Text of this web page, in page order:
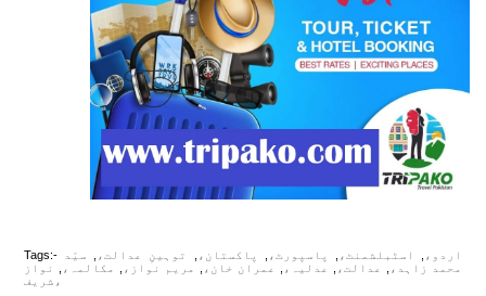
Tags:- اردو، اسٹبلشمنٹ، پاسپورٹ، پاکستان، توہینِ عدالت،
سیّد
محمد زاہد،
عدالت، عدلیہ، عمران خان، مریم نواز، مکالمہ،
نواز
شریف،